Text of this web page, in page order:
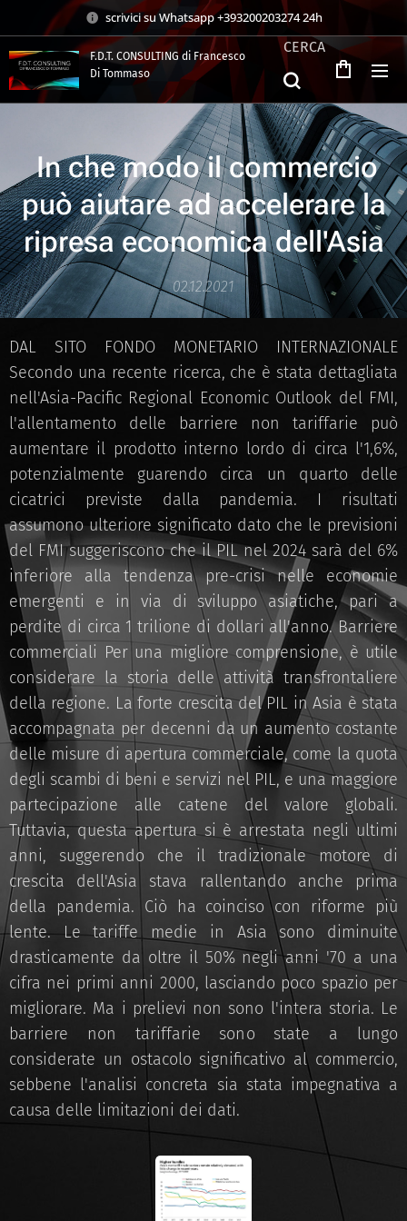
scrivici su Whatsapp +393200203274 24h
F.D.T. CONSULTING di Francesco
Di Tommaso
CERCA
In che modo il commercio
può aiutare ad accelerare la
ripresa economica dell'Asia
02.12.2021
DAL SITO FONDO MONETARIO INTERNAZIONALE
Secondo una recente ricerca, che è stata dettagliata
nell'Asia-Pacific Regional Economic Outlook del FMI,
l'allentamento delle barriere non tariffarie può
aumentare il prodotto interno lordo di circa l'1,6%,
potenzialmente guarendo circa un quarto delle
cicatrici previste dalla pandemia. I risultati
assumono ulteriore significato dato che le previsioni
del FMI suggeriscono che il PIL nel 2024 sarà del 6%
inferiore alla tendenza pre-crisi nelle economie
emergenti e in via di sviluppo asiatiche, pari a
perdite di circa 1 trilione di dollari all'anno. Barriere
commerciali Per una migliore comprensione, è utile
considerare la storia delle attività transfrontaliere
della regione. La forte crescita del PIL in Asia è stata
accompagnata per decenni da un aumento costante
delle misure di apertura commerciale, come la quota
degli scambi di beni e servizi nel PIL, e una maggiore
partecipazione alle catene del valore globali.
Tuttavia, questa apertura si è arrestata negli ultimi
anni, suggerendo che il tradizionale motore di
crescita dell'Asia stava rallentando anche prima
della pandemia. Ciò ha coinciso con riforme più
lente. Le tariffe medie in Asia sono diminuite
drasticamente da oltre il 50% negli anni '70 a una
cifra nei primi anni 2000, lasciando poco spazio per
migliorare. Ma i prelievi non sono l'intera storia. Le
barriere non tariffarie sono state a lungo
considerate un ostacolo significativo al commercio,
sebbene l'analisi concreta sia stata impegnativa a
causa delle limitazioni dei dati.